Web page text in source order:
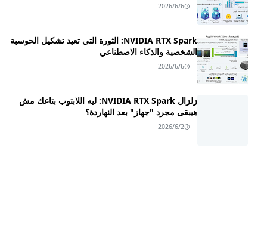
2026/6/6
NVIDIA RTX Spark: الثورة التي تعيد تشكيل الحوسبة
الشخصية والذكاء الاصطناعي
2026/6/6
زلزال NVIDIA RTX Spark: ليه اللابتوب بتاعك مش
هيبقى مجرد "جهاز" بعد النهاردة؟
2026/6/2